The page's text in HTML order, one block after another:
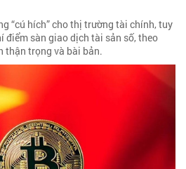
“cú hích” cho thị trường tài chính, tuy
điểm sàn giao dịch tài sản số, theo
thận trọng và bài bản.